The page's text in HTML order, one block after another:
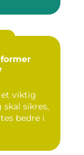
viktig
sikres,
bedre i